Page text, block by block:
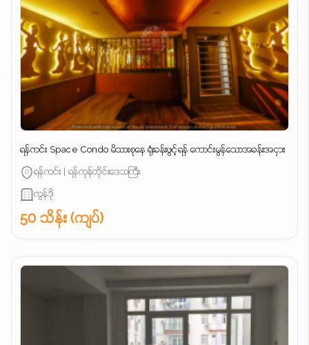
ရန်ကင်း Space Condo မိသားစုနေ ရုံးခန်းဖွင့်ရန် ကောင်းမွန်သောအခန်းအငှား
ရန်ကင်း | ရန်ကုန်တိုင်းဒေသကြီး
ကွန်ဒို
50 သိန်း (ကျပ်)